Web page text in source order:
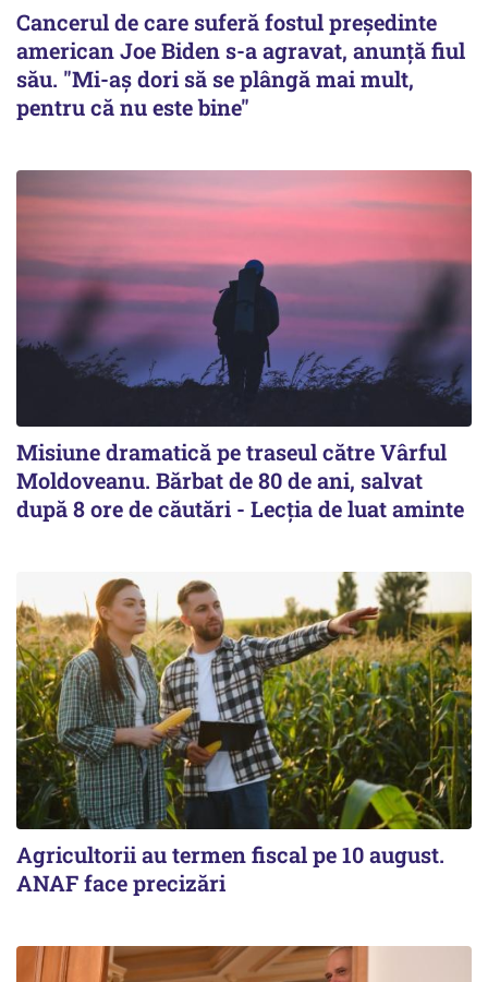
Cancerul de care suferă fostul preşedinte
american Joe Biden s-a agravat, anunță fiul
său. "Mi-aș dori să se plângă mai mult,
pentru că nu este bine"
Misiune dramatică pe traseul către Vârful
Moldoveanu. Bărbat de 80 de ani, salvat
după 8 ore de căutări - Lecția de luat aminte
Agricultorii au termen fiscal pe 10 august.
ANAF face precizări